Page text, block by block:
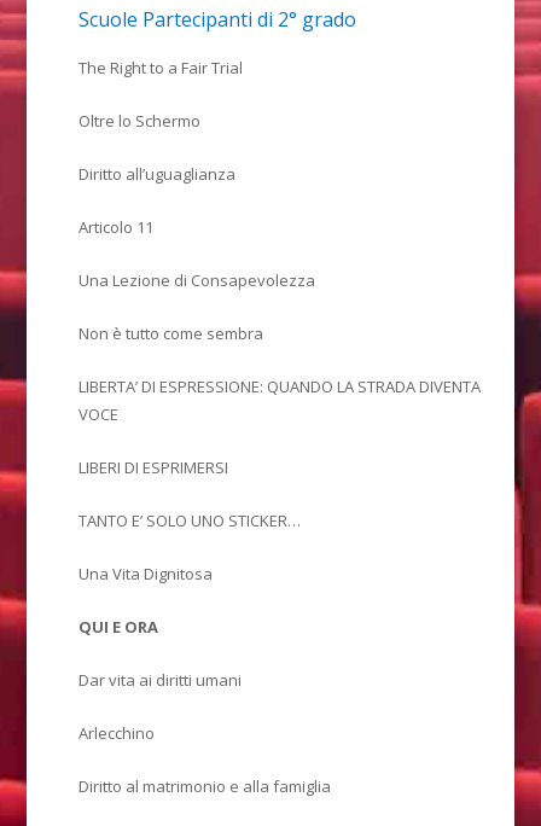
Scuole Partecipanti di 2° grado
The Right to a Fair Trial
Oltre lo Schermo
Diritto all’uguaglianza
Articolo 11
Una Lezione di Consapevolezza
Non è tutto come sembra
LIBERTA’ DI ESPRESSIONE: QUANDO LA STRADA DIVENTA
VOCE
LIBERI DI ESPRIMERSI
TANTO E’ SOLO UNO STICKER…
Una Vita Dignitosa
QUI E ORA
Dar vita ai diritti umani
Arlecchino
Diritto al matrimonio e alla famiglia